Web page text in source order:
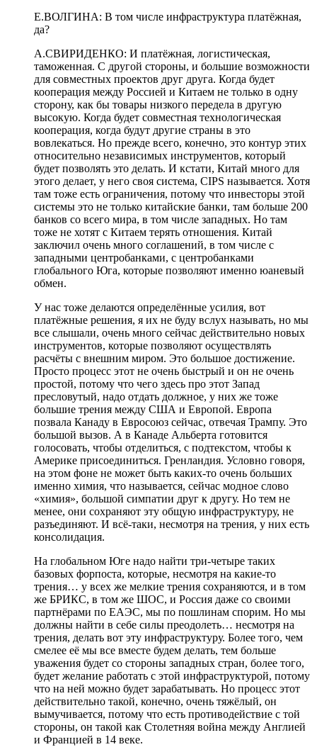
Е.ВОЛГИНА: В том числе инфраструктура платёжная,
да?
А.СВИРИДЕНКО: И платёжная, логистическая,
таможенная. С другой стороны, и большие возможности
для совместных проектов друг друга. Когда будет
кооперация между Россией и Китаем не только в одну
сторону, как бы товары низкого передела в другую
высокую. Когда будет совместная технологическая
кооперация, когда будут другие страны в это
вовлекаться. Но прежде всего, конечно, это контур этих
относительно независимых инструментов, который
будет позволять это делать. И кстати, Китай много для
этого делает, у него своя система, CIPS называется. Хотя
там тоже есть ограничения, потому что инвесторы этой
системы это не только китайские банки, там больше 200
банков со всего мира, в том числе западных. Но там
тоже не хотят с Китаем терять отношения. Китай
заключил очень много соглашений, в том числе с
западными центробанками, с центробанками
глобального Юга, которые позволяют именно юаневый
обмен.
У нас тоже делаются определённые усилия, вот
платёжные решения, я их не буду вслух называть, но мы
все слышали, очень много сейчас действительно новых
инструментов, которые позволяют осуществлять
расчёты с внешним миром. Это большое достижение.
Просто процесс этот не очень быстрый и он не очень
простой, потому что чего здесь про этот Запад
пресловутый, надо отдать должное, у них же тоже
большие трения между США и Европой. Европа
позвала Канаду в Евросоюз сейчас, отвечая Трампу. Это
большой вызов. А в Канаде Альберта готовится
голосовать, чтобы отделиться, с подтекстом, чтобы к
Америке присоединиться. Гренландия. Условно говоря,
на этом фоне не может быть каких-то очень больших
именно химия, что называется, сейчас модное слово
«химия», большой симпатии друг к другу. Но тем не
менее, они сохраняют эту общую инфраструктуру, не
разъединяют. И всё-таки, несмотря на трения, у них есть
консолидация.
На глобальном Юге надо найти три-четыре таких
базовых форпоста, которые, несмотря на какие-то
трения… у всех же мелкие трения сохраняются, и в том
же БРИКС, в том же ШОС, и Россия даже со своими
партнёрами по ЕАЭС, мы по пошлинам спорим. Но мы
должны найти в себе силы преодолеть… несмотря на
трения, делать вот эту инфраструктуру. Более того, чем
смелее её мы все вместе будем делать, тем больше
уважения будет со стороны западных стран, более того,
будет желание работать с этой инфраструктурой, потому
что на ней можно будет зарабатывать. Но процесс этот
действительно такой, конечно, очень тяжёлый, он
вымучивается, потому что есть противодействие с той
стороны, он такой как Столетняя война между Англией
и Францией в 14 веке.